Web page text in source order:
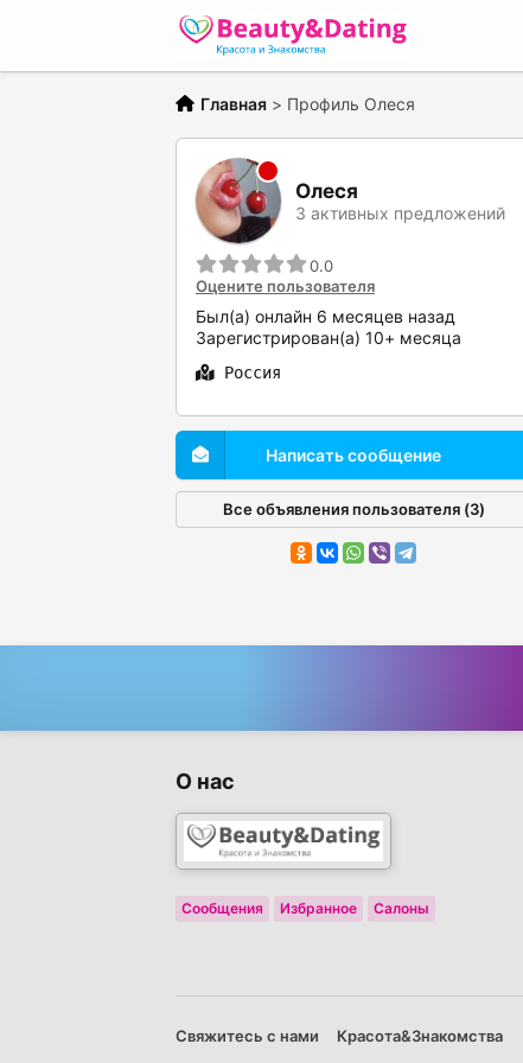
Главная > Профиль Олеся
Олеся
3 активных предложений
0.0
Оцените пользователя
Был(а) онлайн 6 месяцев назад
Зарегистрирован(а) 10+ месяца
Россия
Написать сообщение
Все объявления пользователя (3)
О нас
Сообщения Избранное Салоны
Свяжитесь с нами Красота&Знакомства